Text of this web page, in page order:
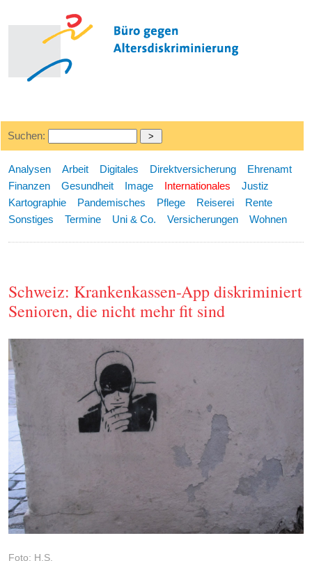
Suchen:
Analysen Arbeit Digitales Direktversicherung
Ehrenamt
Finanzen
Gesundheit Image Internationales
Justiz
Kartographie
Pandemisches Pflege Reiserei
Rente
Sonstiges
Termine Uni & Co. Versicherungen Wohnen
Schweiz: Krankenkassen-App diskriminiert
Senioren, die nicht mehr fit sind
Foto: H.S.